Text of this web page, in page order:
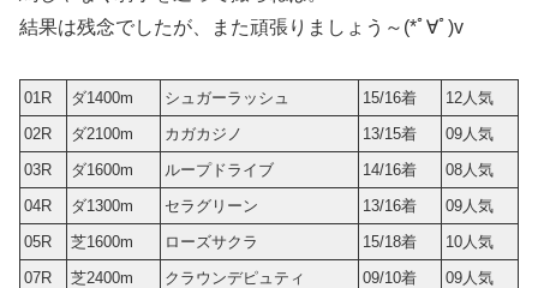
結果は残念でしたが、また頑張りましょう～(*ﾟ∀ﾟ)v
01R ダ1400m シュガーラッシュ 15/16着
12人気
02R
ダ2100m カガカジノ 13/15着
09人気
03R
ダ1600m ループドライブ 14/16着
08人気
04R
ダ1300m セラグリーン 13/16着
09人気
05R
芝1600m ローズサクラ 15/18着
10人気
07R
芝2400m クラウンデピュティ 09/10着
09人気